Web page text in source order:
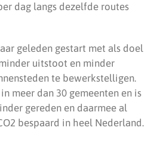
dag langs dezelfde routes
geleden gestart met als doel
uitstoot en minder
te bewerkstelligen.
meer dan 30 gemeenten en is
gereden en daarmee al
bespaard in heel Nederland.